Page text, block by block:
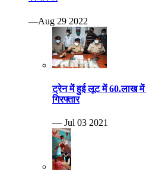
—Aug 29 2022
ट्रेन में हुई लूट में 60.लाख
गिरफ्तार
— Jul 03 2021